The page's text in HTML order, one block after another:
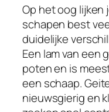
Op het oog
schapen best
duidelijke
Een lam van een
poten en is
een schaap.
nieuwsgierig en